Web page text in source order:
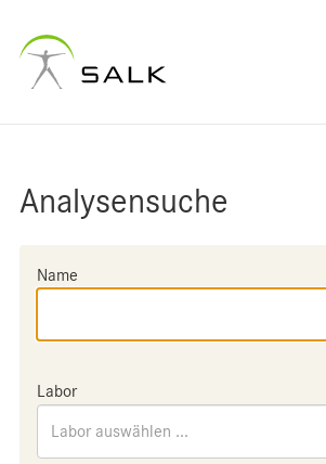
Analysensuche
Name
Labor
Labor auswählen ...